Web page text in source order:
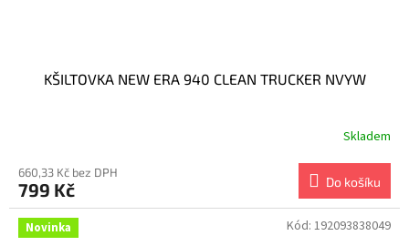
KŠILTOVKA NEW ERA 940 CLEAN TRUCKER NVYW
Skladem
660,33 Kč bez DPH
799 Kč Do košíku
Novinka Kód: 192093838049